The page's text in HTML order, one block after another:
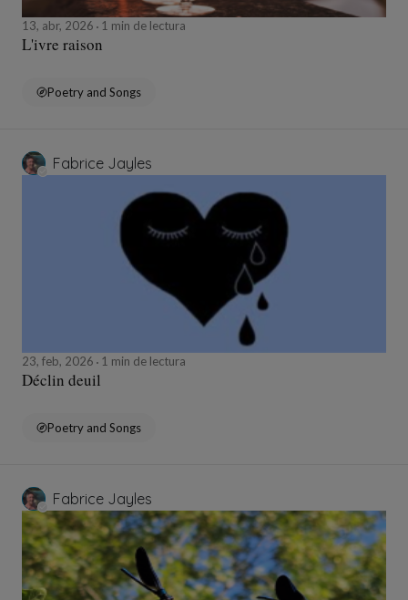
13, abr, 2026 1 min de lectura
L'ivre raison
Poetry and Songs
Fabrice Jayles
23, feb, 2026 1 min de lectura
Déclin deuil
Poetry and Songs
Fabrice Jayles